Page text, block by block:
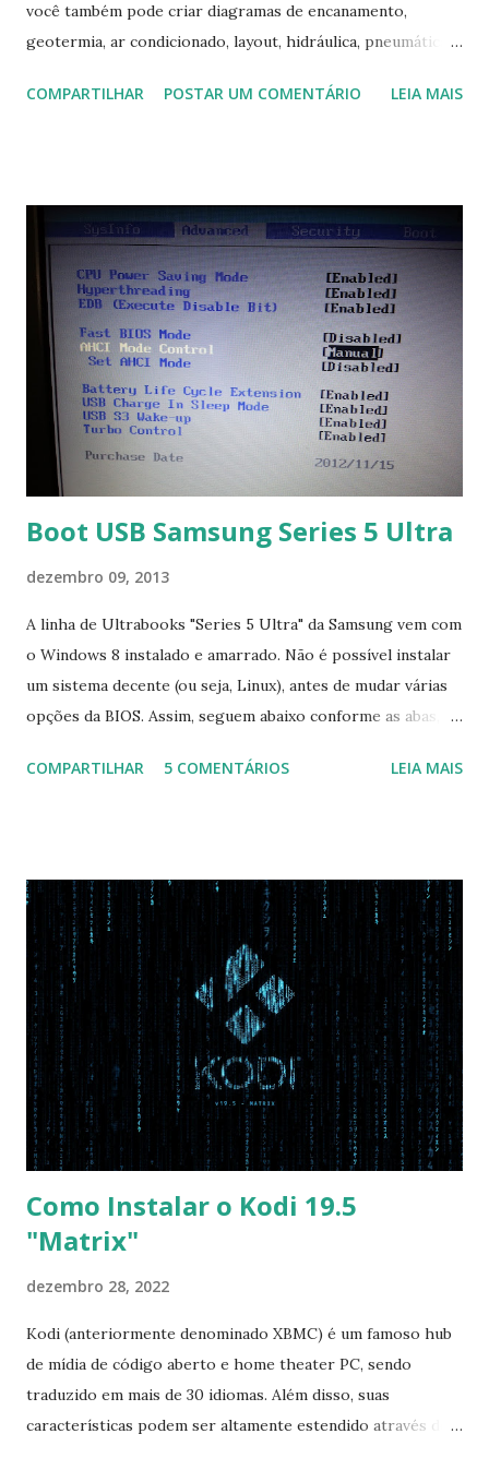
você também pode criar diagramas de encanamento,
geotermia, ar condicionado, layout, hidráulica, pneumática,
Na última versão 0.100, a coleção contém mais de 8.000
COMPARTILHAR POSTAR UM COMENTÁRIO LEIA MAIS
Boot USB Samsung Series 5 Ultra
dezembro 09, 2013
A linha de Ultrabooks "Series 5 Ultra" da Samsung vem com
o Windows 8 instalado e amarrado. Não é possível instalar
um sistema decente (ou seja, Linux), antes de mudar várias
opções da BIOS. Assim, seguem abaixo conforme as abas, a
Na inicialização aperte F2 para acessar a BIOS e então faça
com Win, deixe essa opção no Auto ) Set AHCI Mode ->
Disabled USB S3 Wake-up -> Enabled Boot: Secure Boot ->
Disabled OS Mode Selection -> UEFI and CSM OS (Essa
opção garante boot com Win e Linux) Boot > Boot Priority
Order USB HDD: SATA CD: SATA HDD: Essa ordem de boot
vai garantir que ele tente primeiro o boot pela USB, depois
pelo CD e por último no HD. Apenas as opções acima são
as necessá...
COMPARTILHAR 5 COMENTÁRIOS LEIA MAIS
Como Instalar o Kodi 19.5
"Matrix"
dezembro 28, 2022
Kodi (anteriormente denominado XBMC) é um famoso hub
de mídia de código aberto e home theater PC, sendo
traduzido em mais de 30 idiomas. Além disso, suas
características podem ser altamente estendido através de